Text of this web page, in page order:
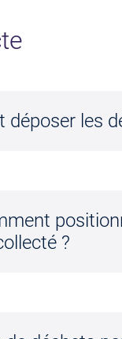
déposer les
?